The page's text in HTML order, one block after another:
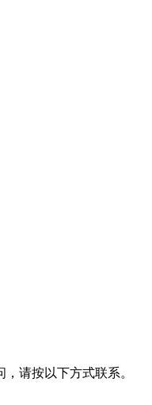
请按以下方式联系。